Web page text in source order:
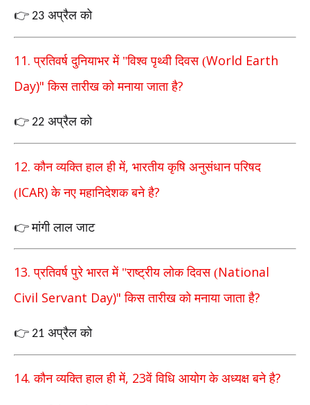
👉 23 अप्रैल को
11.प्रतिवर्ष दुनियाभर में "विश्व पृथ्वी दिवस (World Earth
Day)"किस तारीख को मनाया जाता है?
👉 22 अप्रैल को
12.कौन व्यक्ति हाल ही में, भारतीय कृषि अनुसंधान परिषद
(ICAR)के नए महानिदेशक बने है?
👉 मांगी लाल जाट
13.प्रतिवर्ष पुरे भारत में "राष्ट्रीय लोक दिवस (National
Civil Servant Day)"किस तारीख को मनाया जाता है?
👉 21 अप्रैल को
14.कौन व्यक्ति हाल ही में, 23वें विधि आयोग के अध्यक्ष बने है?